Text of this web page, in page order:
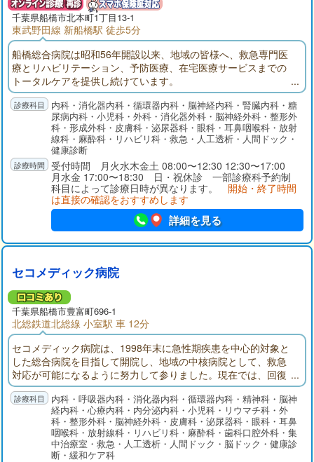
千葉県船橋市北本町1丁目13-1
東武野田線 新船橋駅 徒歩5分
船橋総合病院は昭和56年開設以来、地域の皆様へ、救急専門医
療とリハビリテーション、予防医療、在宅医療サービスまでの
トータルケアを提供し続けています。
内科・消化器内科・循環器内科・脳神経内科・腎臓内科・糖
尿病内科・小児科・外科・消化器外科・脳神経外科・整形外
科・形成外科・皮膚科・泌尿器科・眼科・耳鼻咽喉科・放射
線科・麻酔科・リハビリ科・救急・人工透析・人間ドック・
健康診断
受付時間 月火水木金土 08:00〜12:30 12:30〜17:00
月水金 17:00〜18:30 日・祝休診 一部診療科予約制
科目によって診療日時が異なります。 開始・終了時間
は直接の確認をおすすめします
詳細を見る
セコメディック病院
千葉県船橋市豊富町696-1
北総鉄道北総線 小室駅 車 12分
セコメディック病院は、1998年末に急性期疾患を中心的対象と
した総合病院を目指して開院し、地域の中核病院として、救急
対応が可能になるように努力して参りました。現在では、回復
期リハビリテーション病棟、地域包括ケア病棟を備え、在宅医
療にも注力しております。
内科・呼吸器内科・消化器内科・循環器内科・精神科・脳神
経内科・心療内科・内分泌内科・小児科・リウマチ科・外
科・整形外科・脳神経外科・皮膚科・泌尿器科・眼科・耳鼻
咽喉科・放射線科・リハビリ科・麻酔科・歯科口腔外科・集
中治療室・救急・人工透析・人間ドック・脳ドック・健康診
断・緩和ケア科